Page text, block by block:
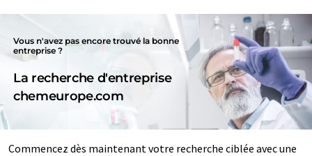
Vous n'avez pas encore trouvé la bonne
entreprise ?
La recherche d'entreprise
chemeurope.com
Commencez dès maintenant votre recherche ciblée avec une